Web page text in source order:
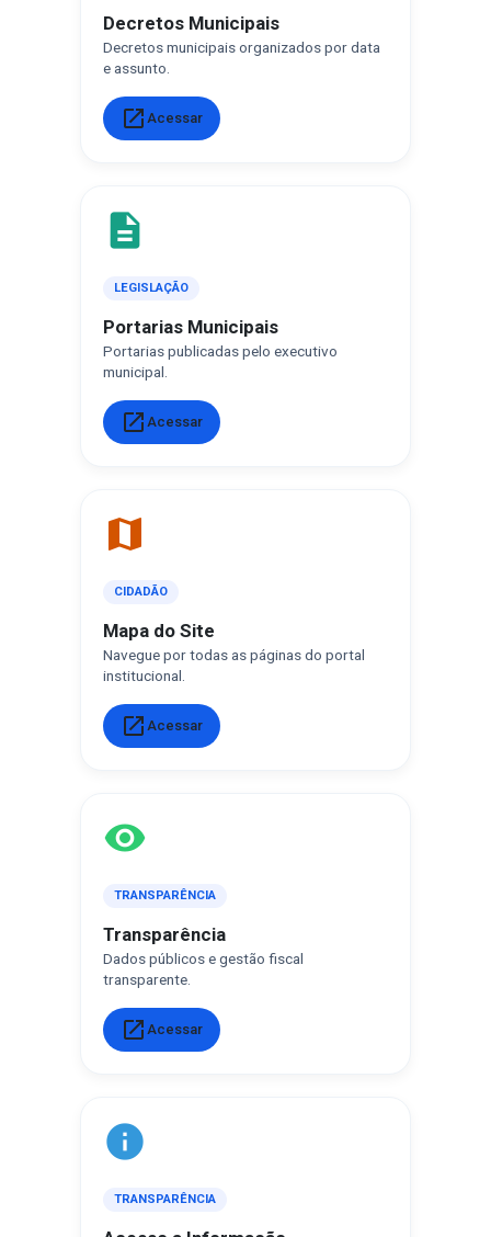
Decretos Municipais
Decretos municipais organizados por data
e assunto.
open_in_new Acessar
description
LEGISLAÇÃO
Portarias Municipais
Portarias publicadas pelo executivo
municipal.
open_in_new Acessar
map
CIDADÃO
Mapa do Site
Navegue por todas as páginas do portal
institucional.
open_in_new Acessar
visibility
TRANSPARÊNCIA
Transparência
Dados públicos e gestão fiscal
transparente.
open_in_new Acessar
info
TRANSPARÊNCIA